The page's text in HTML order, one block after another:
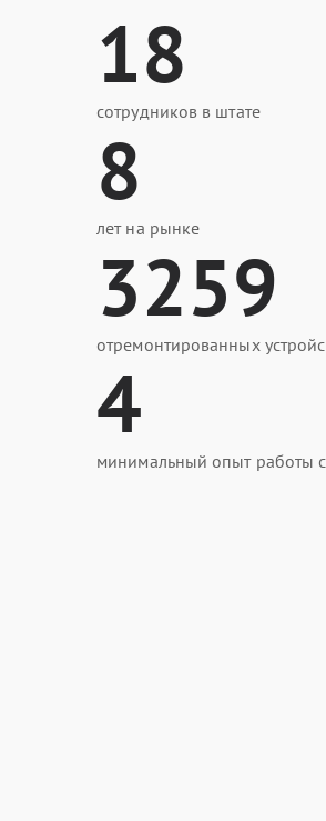
18
сотрудников в штате
8
лет на рынке
3259
отремонтированных
4
минимальный опыт работы